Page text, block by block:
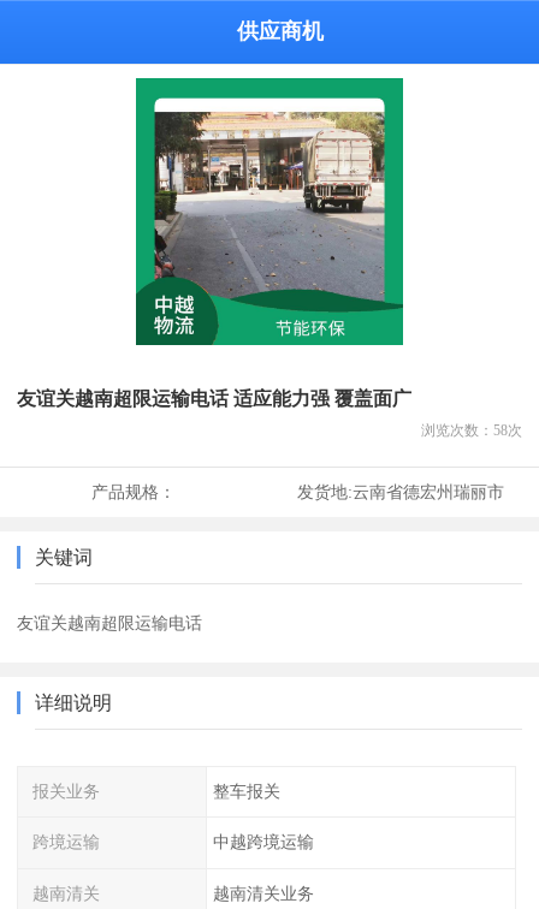
供应商机
友谊关越南超限运输电话 适应能力强 覆盖面广
浏览次数： 58次
产品规格： 发货地:云南省德宏州瑞丽市
关键词
友谊关越南超限运输电话
详细说明
报关业务 整车报关
跨境运输 中越跨境运输
越南清关 越南清关业务